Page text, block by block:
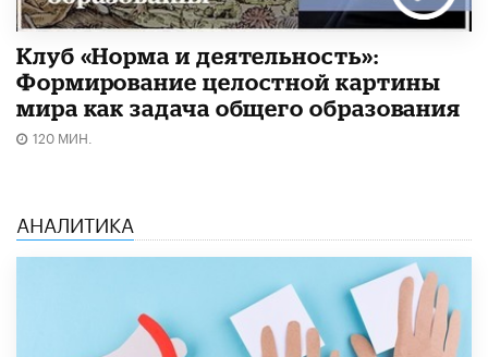
Клуб «Норма и деятельность»:
Формирование целостной картины
мира как задача общего образования
120 МИН.
АНАЛИТИКА